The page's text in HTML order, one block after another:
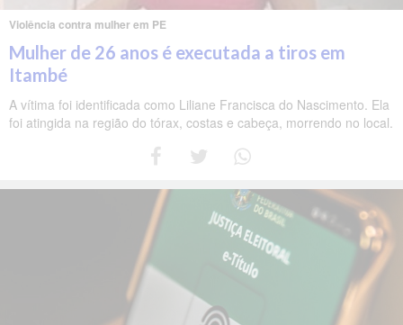
Violência contra mulher em PE
Mulher de 26 anos é executada a tiros em
Itambé
A vítima foi identificada como Liliane Francisca do Nascimento. Ela
foi atingida na região do tórax, costas e cabeça, morrendo no local.